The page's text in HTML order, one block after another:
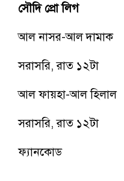
সৌদি প্রো লিগ
আল নাসর-আল দামাক
সরাসরি, রাত ১২টা
আল ফায়হা-আল হিলাল
সরাসরি, রাত ১২টা
ফ্যানকোড